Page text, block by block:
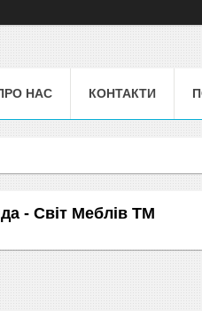
НАС КОНТАКТИ
- Світ Меблів TM